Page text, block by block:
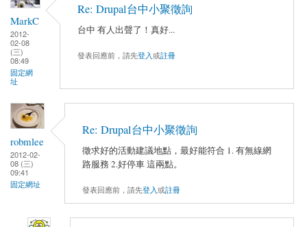
MarkC
2012-
02-08
(三)
08:49
固定網
址
Re: Drupal台中小聚徵詢
台中 有人出聲了！真好...
發表回應前，請先登入或註冊
robmlee
2012-02-
08 (三)
09:41
固定網址
Re: Drupal台中小聚徵詢
徵求好的活動建議地點，最好能符合 1. 有無線網
路服務 2.好停車 這兩點。
發表回應前，請先登入或註冊